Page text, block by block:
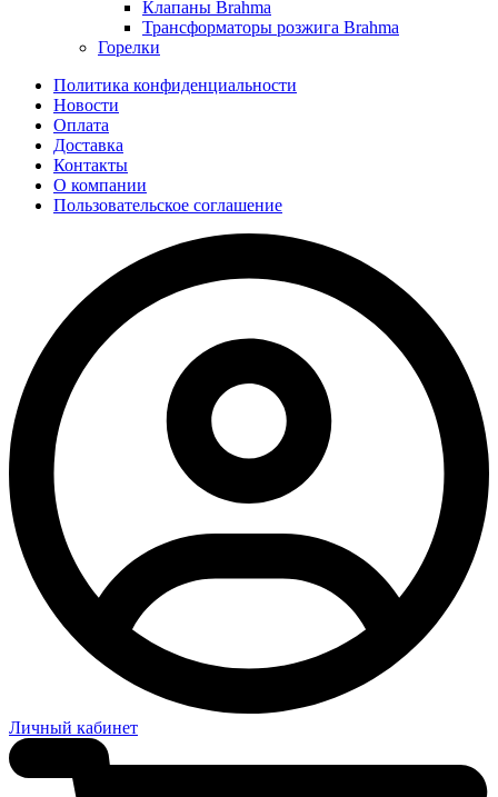
Клапаны Brahma
Трансформаторы розжига Brahma
Горелки
Политика конфиденциальности
Новости
Оплата
Доставка
Контакты
О компании
Пользовательское соглашение
Личный кабинет